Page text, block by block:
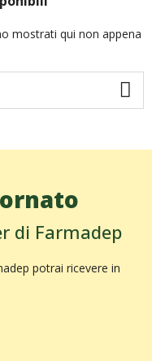
mostrati qui non appena
di Farmadep
potrai ricevere in